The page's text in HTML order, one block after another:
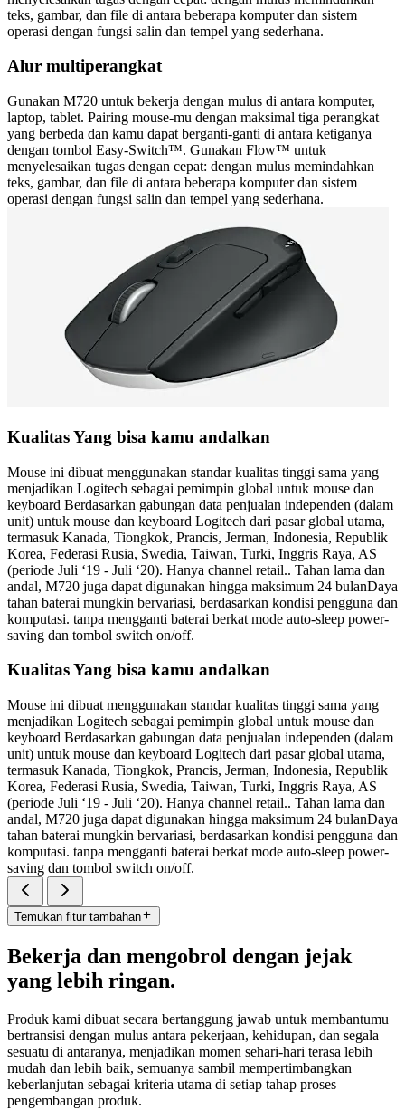
teks, gambar, dan file di antara beberapa komputer dan sistem
operasi dengan fungsi salin dan tempel yang sederhana.
Alur multiperangkat
Gunakan M720 untuk bekerja dengan mulus di antara komputer,
laptop, tablet. Pairing mouse-mu dengan maksimal tiga perangkat
yang berbeda dan kamu dapat berganti-ganti di antara ketiganya
dengan tombol Easy-Switch™. Gunakan Flow™ untuk
menyelesaikan tugas dengan cepat: dengan mulus memindahkan
teks, gambar, dan file di antara beberapa komputer dan sistem
operasi dengan fungsi salin dan tempel yang sederhana.
Kualitas Yang bisa kamu andalkan
Mouse ini dibuat menggunakan standar kualitas tinggi sama yang
menjadikan Logitech sebagai pemimpin global untuk mouse dan
keyboard Berdasarkan gabungan data penjualan independen (dalam
unit) untuk mouse dan keyboard Logitech dari pasar global utama,
termasuk Kanada, Tiongkok, Prancis, Jerman, Indonesia, Republik
Korea, Federasi Rusia, Swedia, Taiwan, Turki, Inggris Raya, AS
(periode Juli ‘19 - Juli ‘20). Hanya channel retail.. Tahan lama dan
andal, M720 juga dapat digunakan hingga maksimum 24 bulanDaya
tahan baterai mungkin bervariasi, berdasarkan kondisi pengguna dan
komputasi. tanpa mengganti baterai berkat mode auto-sleep power-
saving dan tombol switch on/off.
Kualitas Yang bisa kamu andalkan
Mouse ini dibuat menggunakan standar kualitas tinggi sama yang
menjadikan Logitech sebagai pemimpin global untuk mouse dan
keyboard Berdasarkan gabungan data penjualan independen (dalam
unit) untuk mouse dan keyboard Logitech dari pasar global utama,
termasuk Kanada, Tiongkok, Prancis, Jerman, Indonesia, Republik
Korea, Federasi Rusia, Swedia, Taiwan, Turki, Inggris Raya, AS
(periode Juli ‘19 - Juli ‘20). Hanya channel retail.. Tahan lama dan
andal, M720 juga dapat digunakan hingga maksimum 24 bulanDaya
tahan baterai mungkin bervariasi, berdasarkan kondisi pengguna dan
komputasi. tanpa mengganti baterai berkat mode auto-sleep power-
saving dan tombol switch on/off.
Temukan fitur tambahan
Bekerja dan mengobrol dengan jejak
yang lebih ringan.
Produk kami dibuat secara bertanggung jawab untuk membantumu
bertransisi dengan mulus antara pekerjaan, kehidupan, dan segala
sesuatu di antaranya, menjadikan momen sehari-hari terasa lebih
mudah dan lebih baik, semuanya sambil mempertimbangkan
keberlanjutan sebagai kriteria utama di setiap tahap proses
pengembangan produk.